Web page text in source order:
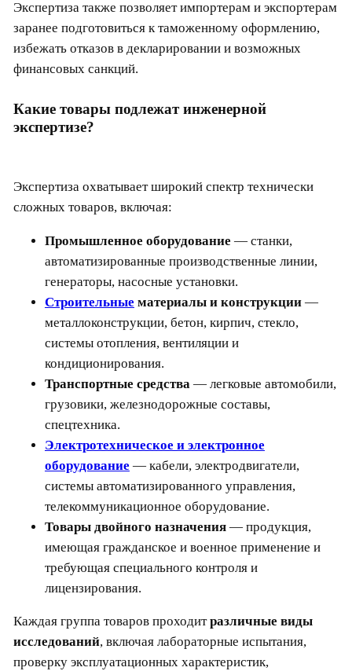
Экспертиза также позволяет импортерам и экспортерам
заранее подготовиться к таможенному оформлению,
избежать отказов в декларировании и возможных
финансовых санкций.
Какие товары подлежат инженерной
экспертизе?
Экспертиза охватывает широкий спектр технически
сложных товаров, включая:
Промышленное оборудование — станки,
автоматизированные производственные линии,
генераторы, насосные установки.
Строительные материалы и конструкции—
металлоконструкции, бетон, кирпич, стекло,
системы отопления, вентиляции и
кондиционирования.
Транспортные средства — легковые автомобили,
грузовики, железнодорожные составы,
спецтехника.
Электротехническое и электронное
оборудование — кабели, электродвигатели,
системы автоматизированного управления,
телекоммуникационное оборудование.
Товары двойного назначения— продукция,
имеющая гражданское и военное применение и
требующая специального контроля и
лицензирования.
Каждая группа товаров проходитразличные виды
исследований, включая лабораторные испытания,
проверку эксплуатационных характеристик,